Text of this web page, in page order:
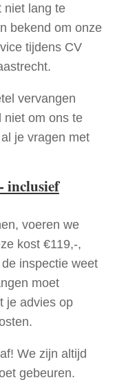
niet lang te
bekend om onze
tijdens CV
vervangen
niet om ons te
je vragen met
inclusief
voeren we
kost €119,-,
inspectie weet
moet
je advies op
We zijn altijd
gebeuren.